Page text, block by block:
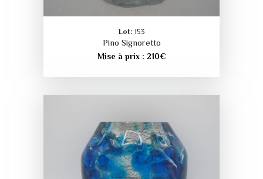
Lot: 153
Pino Signoretto
Mise à prix : 210€